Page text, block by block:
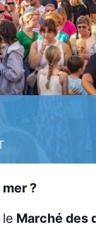
?
Marché des